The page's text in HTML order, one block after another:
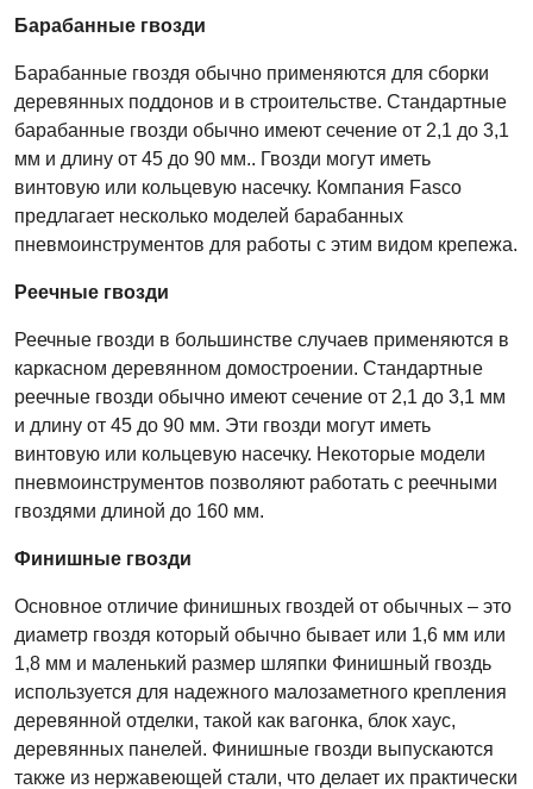
Барабанные гвозди
Барабанные гвоздя обычно применяются для сборки
деревянных поддонов и в строительстве. Стандартные
барабанные гвозди обычно имеют сечение от 2,1 до 3,1
мм и длину от 45 до 90 мм.. Гвозди могут иметь
винтовую или кольцевую насечку. Компания Fasco
предлагает несколько моделей барабанных
пневмоинструментов для работы с этим видом крепежа.
Реечные гвозди
Реечные гвозди в большинстве случаев применяются в
каркасном деревянном домостроении. Стандартные
реечные гвозди обычно имеют сечение от 2,1 до 3,1 мм
и длину от 45 до 90 мм. Эти гвозди могут иметь
винтовую или кольцевую насечку. Некоторые модели
пневмоинструментов позволяют работать с реечными
гвоздями длиной до 160 мм.
Финишные гвозди
Основное отличие финишных гвоздей от обычных – это
диаметр гвоздя который обычно бывает или 1,6 мм или
1,8 мм и маленький размер шляпки Финишный гвоздь
используется для надежного малозаметного крепления
деревянной отделки, такой как вагонка, блок хаус,
деревянных панелей. Финишные гвозди выпускаются
также из нержавеющей стали, что делает их практически